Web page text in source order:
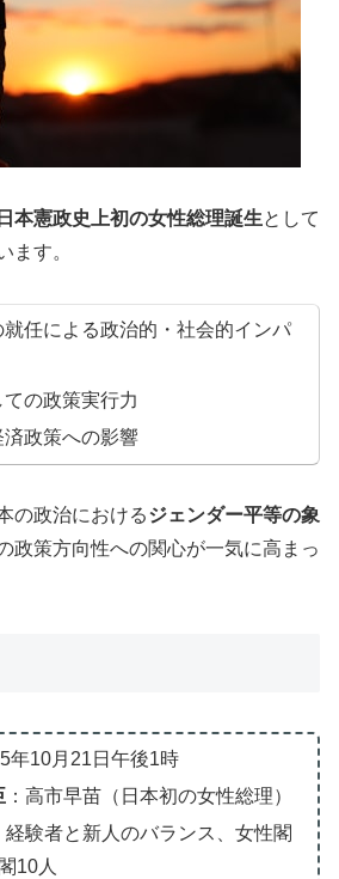
日本憲政史上初の女性総理誕生として
ます。
任による政治的・社会的インパ
の政策実行力
済政策への影響
の政治におけるジェンダー平等の象
政策方向性への関心が一気に高まっ
年10月21日午後1時
：高市早苗（日本初の女性総理）
経験者と新人のバランス、女性閣
10人